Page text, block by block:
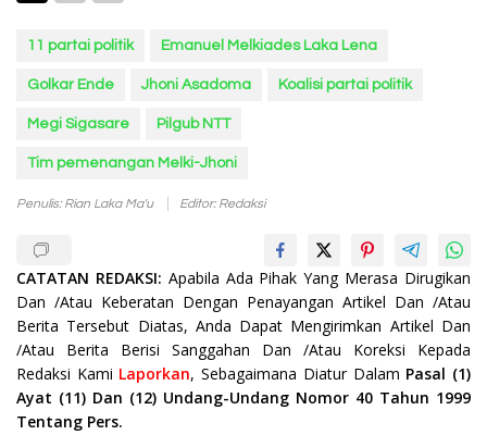
11 partai politik Emanuel Melkiades Laka Lena
Golkar Ende Jhoni Asadoma Koalisi partai politik
Megi Sigasare Pilgub NTT
Tim pemenangan Melki-Jhoni
Penulis: Rian Laka Ma'u Editor: Redaksi
CATATAN REDAKSI: Apabila Ada Pihak Yang Merasa Dirugikan
Dan /Atau Keberatan Dengan Penayangan Artikel Dan /Atau
Berita Tersebut Diatas, Anda Dapat Mengirimkan Artikel Dan
/Atau Berita Berisi Sanggahan Dan /Atau Koreksi Kepada
Redaksi Kami Laporkan, Sebagaimana Diatur Dalam Pasal (1)
Ayat (11) Dan (12) Undang-Undang Nomor 40 Tahun 1999
Tentang Pers.